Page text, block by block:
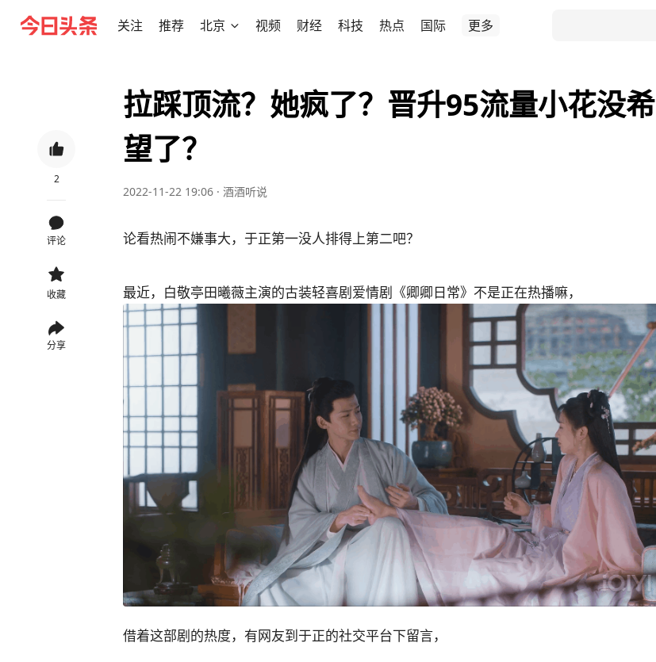
关注 推荐 北京 视频 财经 科技 热点 国际 更多
2
评论
收藏
分享
拉踩顶流？她疯了？晋升95流量小花没希
望了？
2022-11-22 19:06 · 酒酒听说
论看热闹不嫌事大，于正第一没人排得上第二吧？
最近，白敬亭田曦薇主演的古装轻喜剧爱情剧《卿卿日常》不是正在热播嘛，
借着这部剧的热度，有网友到于正的社交平台下留言，